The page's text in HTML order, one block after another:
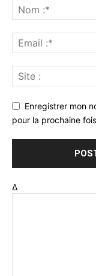
Enregistrer mon
pour la prochaine
Δ